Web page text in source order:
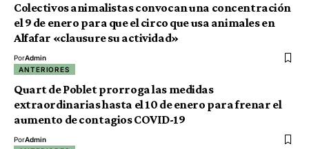
Colectivos animalistas convocan una concentración
el 9 de enero para que el circo que usa animales en
Alfafar «clausure su actividad»
PorAdmin
ANTERIORES
Quart de Poblet prorroga las medidas
extraordinarias hasta el 10 de enero para frenar el
aumento de contagios COVID-19
PorAdmin